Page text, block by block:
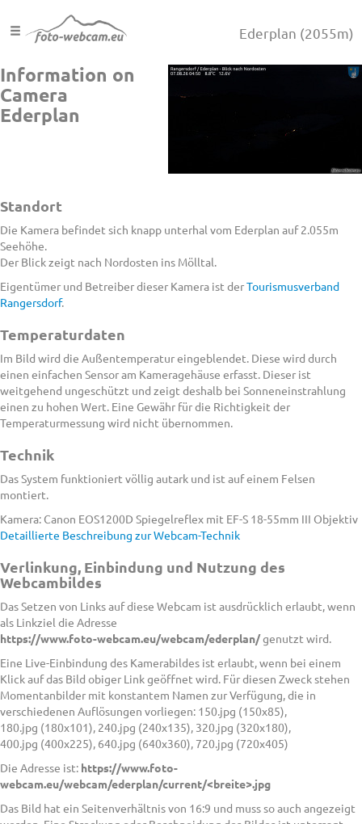
Ederplan (2055m)
Information on
Camera
Ederplan
Standort
Die Kamera befindet sich knapp unterhal vom Ederplan auf 2.055m
Seehöhe.
Der Blick zeigt nach Nordosten ins Mölltal.
Eigentümer und Betreiber dieser Kamera ist derTourismusverband
Rangersdorf.
Temperaturdaten
Im Bild wird die Außentemperatur eingeblendet. Diese wird durch
einen einfachen Sensor am Kameragehäuse erfasst. Dieser ist
weitgehend ungeschützt und zeigt deshalb bei Sonneneinstrahlung
einen zu hohen Wert. Eine Gewähr für die Richtigkeit der
Temperaturmessung wird nicht übernommen.
Technik
Das System funktioniert völlig autark und ist auf einem Felsen
montiert.
Kamera: Canon EOS1200D Spiegelreflex mit EF-S 18-55mm III Objektiv
Detaillierte Beschreibung zur Webcam-Technik
Verlinkung, Einbindung und Nutzung des
Webcambildes
Das Setzen von Links auf diese Webcam ist ausdrücklich erlaubt, wenn
als Linkziel die Adresse
https://www.foto-webcam.eu/webcam/ederplan/genutzt wird.
Eine Live-Einbindung des Kamerabildes ist erlaubt, wenn bei einem
Klick auf das Bild obiger Link geöffnet wird. Für diesen Zweck stehen
Momentanbilder mit konstantem Namen zur Verfügung, die in
verschiedenen Auflösungen vorliegen: 150.jpg (150x85),
180.jpg (180x101), 240.jpg (240x135), 320.jpg (320x180),
400.jpg (400x225), 640.jpg (640x360), 720.jpg (720x405)
Die Adresse ist: https://www.foto-
webcam.eu/webcam/ederplan/current/<breite>.jpg
Das Bild hat ein Seitenverhältnis von 16:9 und muss so auch angezeigt